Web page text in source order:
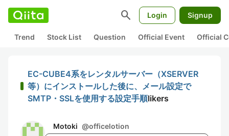
search Login Signup
Trend Stock List Question Official Event Official
EC-CUBE4系をレンタルサーバー（XSERVER
等）にインストールした後に、メール設定で
SMTP・SSLを使用する設定手順likers
Motoki @officelotion